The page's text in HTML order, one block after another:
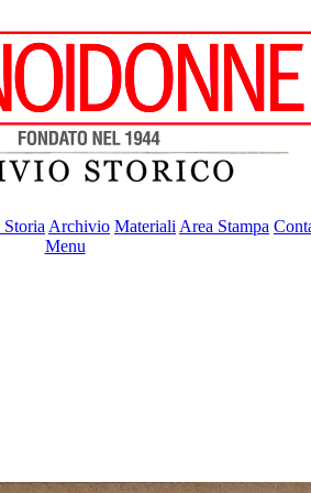
Archivio Materiali Area Stampa
Menu